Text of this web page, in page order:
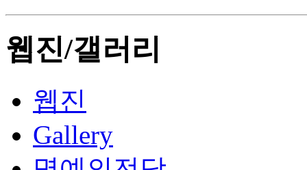
웹진/갤러리
웹진
Gallery